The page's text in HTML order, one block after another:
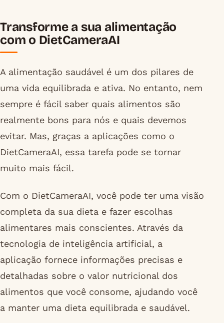
Transforme a sua alimentação
com o DietCameraAI
A alimentação saudável é um dos pilares de
uma vida equilibrada e ativa. No entanto, nem
sempre é fácil saber quais alimentos são
realmente bons para nós e quais devemos
evitar. Mas, graças a aplicações como o
DietCameraAI, essa tarefa pode se tornar
muito mais fácil.
Com o DietCameraAI, você pode ter uma visão
completa da sua dieta e fazer escolhas
alimentares mais conscientes. Através da
tecnologia de inteligência artificial, a
aplicação fornece informações precisas e
detalhadas sobre o valor nutricional dos
alimentos que você consome, ajudando você
a manter uma dieta equilibrada e saudável.